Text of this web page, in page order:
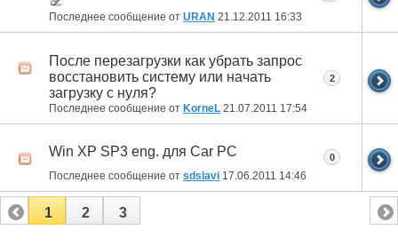
Последнее сообщение от URAN 21.12.2011 16:33
После перезагрузки как убрать запрос
восстановить систему или начать
загрузку с нуля?
Последнее сообщение от KorneL 21.07.2011 17:54
2
Win XP SP3 eng. для Car PC
Последнее сообщение от sdslavi 17.06.2011 14:46
0
1 2 3